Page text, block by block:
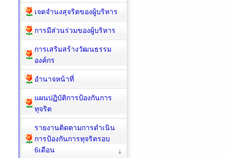
เจตจำนงสุจริตของผู้บริหาร
การมีส่วนร่วมของผู้บริหาร
การเสริมสร้างวัฒนธรรม
องค์กร
อำนาจหน้าที่
แผนปฏิบัติการป้องกันการ
ทุจริต
รายงานติดตามการดำเนิน
การป้องกันการทุจริตรอบ
6เดือน